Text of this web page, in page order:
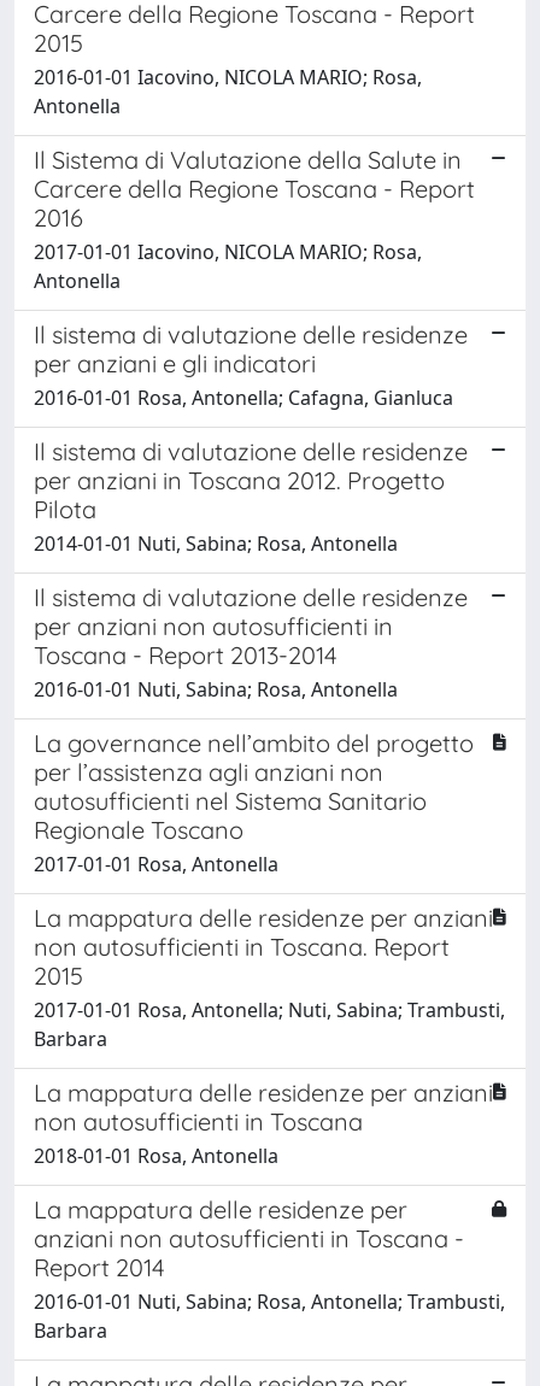
Carcere della Regione Toscana - Report
2015
2016-01-01 Iacovino, NICOLA MARIO; Rosa,
Antonella
Il Sistema di Valutazione della Salute in
Carcere della Regione Toscana - Report
2016
2017-01-01 Iacovino, NICOLA MARIO; Rosa,
Antonella
Il sistema di valutazione delle residenze
per anziani e gli indicatori
2016-01-01 Rosa, Antonella; Cafagna, Gianluca
Il sistema di valutazione delle residenze
per anziani in Toscana 2012. Progetto
Pilota
2014-01-01 Nuti, Sabina; Rosa, Antonella
Il sistema di valutazione delle residenze
per anziani non autosufficienti in
Toscana - Report 2013-2014
2016-01-01 Nuti, Sabina; Rosa, Antonella
La governance nell’ambito del progetto
per l’assistenza agli anziani non
autosufficienti nel Sistema Sanitario
Regionale Toscano
2017-01-01 Rosa, Antonella
La mappatura delle residenze per anziani
non autosufficienti in Toscana. Report
2015
2017-01-01 Rosa, Antonella; Nuti, Sabina; Trambusti,
Barbara
La mappatura delle residenze per anziani
non autosufficienti in Toscana
2018-01-01 Rosa, Antonella
La mappatura delle residenze per
anziani non autosufficienti in Toscana -
Report 2014
2016-01-01 Nuti, Sabina; Rosa, Antonella; Trambusti,
Barbara